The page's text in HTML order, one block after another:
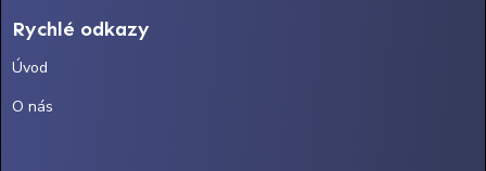
Rychlé odkazy
Úvod
O nás